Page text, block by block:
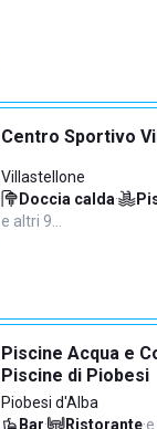
Centro Sportivo
Villastellone
Doccia calda·
e altri 9…
Piscine Acqua e
Piscine di Piobesi
Piobesi d'Alba
Bar· Ristorante·